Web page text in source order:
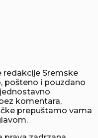
Sremske
pošteno i pouzdano
komentara,
prepuštamo vama